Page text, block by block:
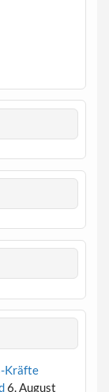
Kräfte
6. August